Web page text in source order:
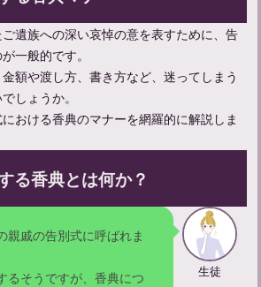
ズに：簡単例文集とマナーについて
遺族への深い哀悼の意を表すために、告
一般的です。
額や渡し方、書き方など、迷ってしまう
しょうか。
おける香典のマナーを網羅的に解説しま
る香典とは何か？
親戚の告別式に呼ばれま
るそうですが、香典につ
生徒